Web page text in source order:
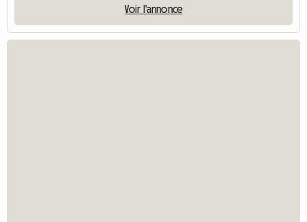
Voir l'annonce